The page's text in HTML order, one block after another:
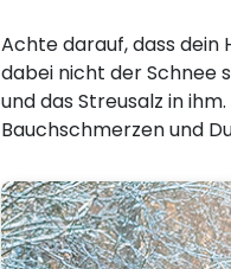
Achte darauf, dass dein
dabei nicht der Schnee
und das Streusalz in
Bauchschmerzen und